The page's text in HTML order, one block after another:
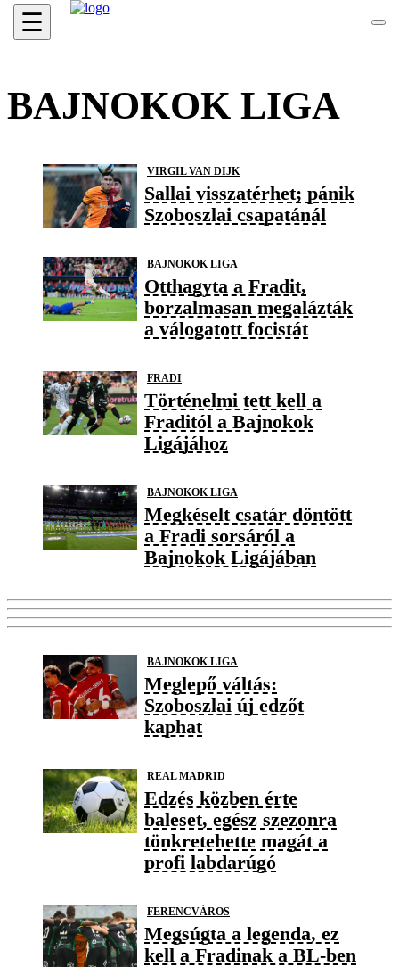
☰
BAJNOKOK LIGA
VIRGIL VAN DIJK
Sallai visszatérhet; pánik
Szoboszlai csapatánál
BAJNOKOK LIGA
Otthagyta a Fradit,
borzalmasan megalázták
a válogatott focistát
FRADI
Történelmi tett kell a
Fraditól a Bajnokok
Ligájához
BAJNOKOK LIGA
Megkéselt csatár döntött
a Fradi sorsáról a
Bajnokok Ligájában
BAJNOKOK LIGA
Meglepő váltás:
Szoboszlai új edzőt
kaphat
REAL MADRID
Edzés közben érte
baleset, egész szezonra
tönkretehette magát a
profi labdarúgó
FERENCVÁROS
Megsúgta a legenda, ez
kell a Fradinak a BL-ben